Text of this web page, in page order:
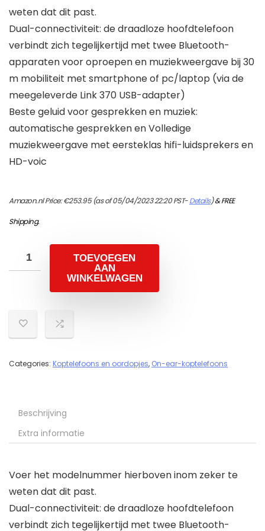
weten dat dit past.
Dual-connectiviteit: de draadloze hoofdtelefoon
verbindt zich tegelijkertijd met twee Bluetooth-
apparaten voor oproepen en muziekweergave bij 30
m mobiliteit met smartphone of pc/laptop (via de
meegeleverde Link 370 USB-adapter)
Beste geluid voor gesprekken en muziek:
automatische gesprekken en Volledige
muziekweergave met eersteklas hifi-luidsprekers en
HD-voic
Amazon.nl Price:€253.95(as of 05/04/2023 22:20 PST-Details)&FREE
Shipping.
TOEVOEGEN
AAN
WINKELWAGEN
Categories: Koptelefoons en oordopjes, On-ear-koptelefoons
Beschrijving
Extra informatie
Voer het modelnummer hierboven inom zeker te
weten dat dit past.
Dual-connectiviteit: de draadloze hoofdtelefoon
verbindt zich tegelijkertijd met twee Bluetooth-